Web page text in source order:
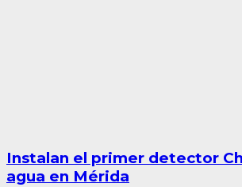
Instalan el primer detector
agua en Mérida